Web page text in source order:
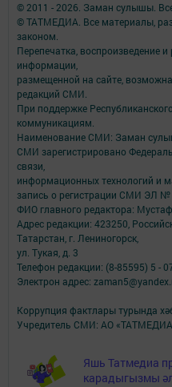
Яшь Татмедиа
карадыгызмы
© 2011 - 2026. Заман сулышы.
© ТАТМЕДИА. Все материалы,
законом.
Перепечатка, воспроизведение
информации,
размещенной на сайте,
редакций СМИ.
При поддержке
коммуникациям.
Наименование СМИ: Заман
СМИ зарегистрировано
связи,
информационных технологий и
запись о регистрации СМИ ЭЛ №
ФИО главного редактора:
Адрес редакции: 423250,
Татарстан, г. Лениногорск,
ул. Тукая, д. 3
Телефон редакции: (8-85595) 5 -
Электрон адрес:
Коррупция фактлары турында
Учредитель СМИ: АО
Антикоррупционная политика
АО «ТАТМЕДИА» использует
удобства пользователей сайтом.